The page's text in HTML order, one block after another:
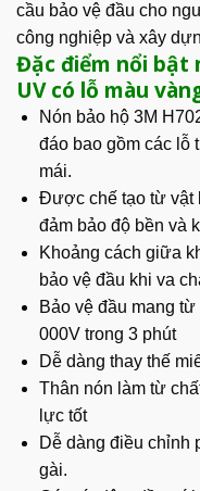
cầu bảo vệ đầu cho
công nghiệp và xây
Đặc điểm nổi bật
UV có lỗ màu
Nón bảo hộ 3M
đáo bao gồm các lỗ
mái.
Được chế tạo từ vật
đảm bảo độ bền và
Khoảng cách giữa
bảo vệ đầu khi va
Bảo vệ đầu mang
000V trong 3 phút
Dễ dàng thay thế
Thân nón làm từ
lực tốt
Dễ dàng điều
gài.